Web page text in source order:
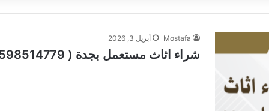
Mostafa أبريل 3, 2026
شراء اثاث مستعمل بجدة ( 0598514779 ) بأعلي سعر 24/7 ساعة الصفا